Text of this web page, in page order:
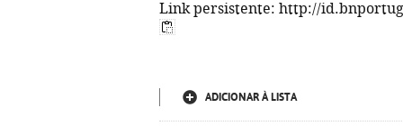
Link persistente: http://
ADICIONAR À LISTA